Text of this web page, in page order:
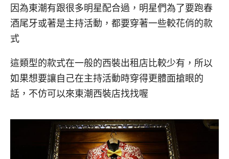
因為東潮有跟很多明星配合過，明星們為了要跑春
酒尾牙或著是主持活動，都要穿著一些較花俏的款
式
這類型的款式在一般的西裝出租店比較少有，所以
如果想要讓自己在主持活動時穿得更體面搶眼的
話，不仿可以來東潮西裝店找找喔